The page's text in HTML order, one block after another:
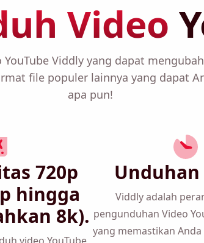
Video
Viddly yang dapat
file populer lainnya yang dapat
apa pun!
720p
4K
8k).
Unduhan
Viddly adalah
pengunduhan Video
yang memastikan